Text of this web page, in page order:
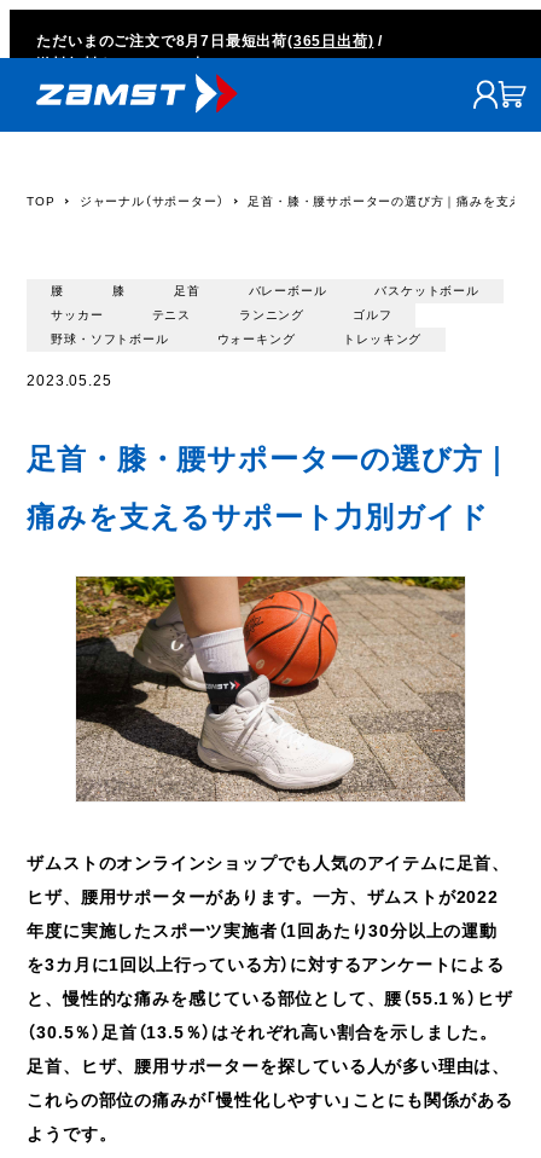
ただいまのご注文で8月7日 最短出荷(365日出荷) /
TOP ジャーナル（サポーター） 足首・膝・腰サポーターの選び方｜痛みを支える
腰 膝 足首 バレーボール
バスケットボール
サッカー
テニス ランニング
ゴルフ
野球・ソフトボール
ウォーキング トレッキング
2023.05.25
足首・膝・腰サポーターの選び方｜
痛みを支えるサポート力別ガイド
ザムストのオンラインショップでも人気のアイテムに足首、
ヒザ、腰用サポーターがあります。一方、ザムストが2022
年度に実施したスポーツ実施者（1回あたり30分以上の運動
を3カ月に1回以上行っている方）に対するアンケートによる
と、慢性的な痛みを感じている部位として、腰（55.1％）ヒザ
（30.5％）足首（13.5％）はそれぞれ高い割合を示しました。
足首、ヒザ、腰用サポーターを探している人が多い理由は、
これらの部位の痛みが「慢性化しやすい」ことにも関係がある
ようです。